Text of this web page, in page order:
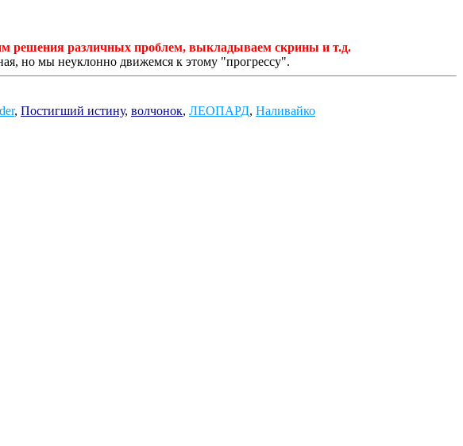
решения различных проблем, выкладываем скрины и т.д.
но мы неуклонно движемся к этому "прогрессу".
, Постигший истину, волчонок, ЛЕОПАРД, Наливайко